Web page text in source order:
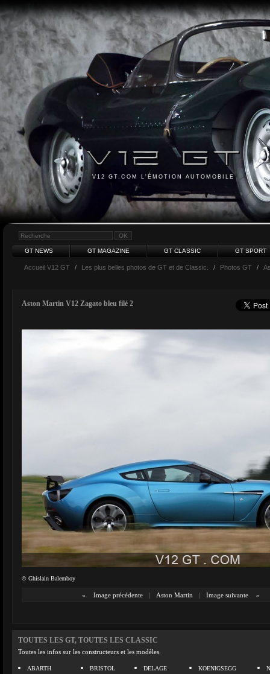
V12 GT.COM L'ÉMOTION AUTOMOBILE
GT NEWS GT MAGAZINE GT CLASSIC GT SPORT
Accueil V12 GT / Les plus belles photos de GT et de Classic. / Photos GT /
Aston Martin V12 Zagato bleu filé 2
© Ghislain Balemboy
« Image précédente | Aston Martin | Image suivante »
TOUTES LES GT, TOUTES LES CLASSIC
Toutes les infos sur les constructeurs et les modèles.
ABARTH
BRISTOL
DELAGE
KOENIGSEGG